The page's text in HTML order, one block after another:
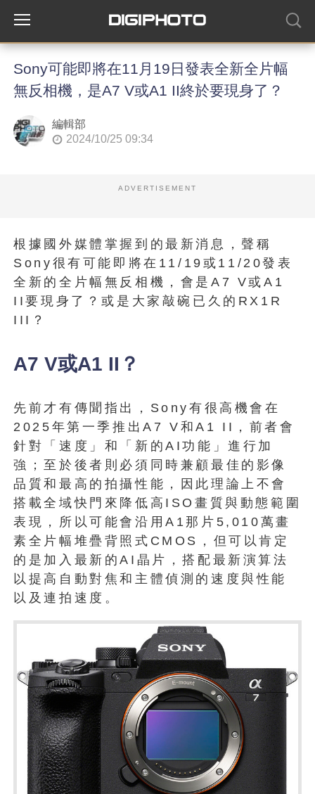
Sony可能即將在11月19日發表全新全片幅
無反相機，是A7 V或A1 II終於要現身了？
編輯部
2024/10/25 09:34
ADVERTISEMENT
根據國外媒體掌握到的最新消息，聲稱
Sony很有可能即將在11/19或11/20發表
全新的全片幅無反相機，會是A7 V或A1
II要現身了？或是大家敲碗已久的RX1R
III？
A7 V或A1 II？
先前才有傳聞指出，Sony有很高機會在
2025年第一季推出A7 V和A1 II，前者會
針對「速度」和「新的AI功能」進行加
強；至於後者則必須同時兼顧最佳的影像
品質和最高的拍攝性能，因此理論上不會
搭載全域快門來降低高ISO畫質與動態範圍
表現，所以可能會沿用A1那片5,010萬畫
素全片幅堆疊背照式CMOS，但可以肯定
的是加入最新的AI晶片，搭配最新演算法
以提高自動對焦和主體偵測的速度與性能
以及連拍速度。